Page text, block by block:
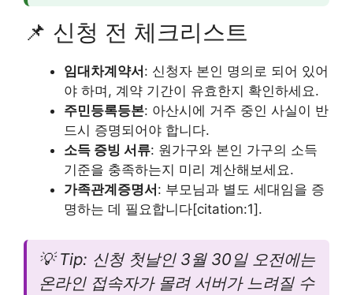
📌 신청 전 체크리스트
임대차계약서 : 신청자 본인 명의로 되어 있어
야 하며, 계약 기간이 유효한지 확인하세요.
주민등록등본: 아산시에 거주 중인 사실이 반
드시 증명되어야 합니다.
소득 증빙 서류: 원가구와 본인 가구의 소득
기준을 충족하는지 미리 계산해보세요.
가족관계증명서 : 부모님과 별도 세대임을 증
명하는 데 필요합니다[citation:1].
💡 Tip: 신청 첫날인 3월 30일 오전에는
온라인 접속자가 몰려 서버가 느려질 수